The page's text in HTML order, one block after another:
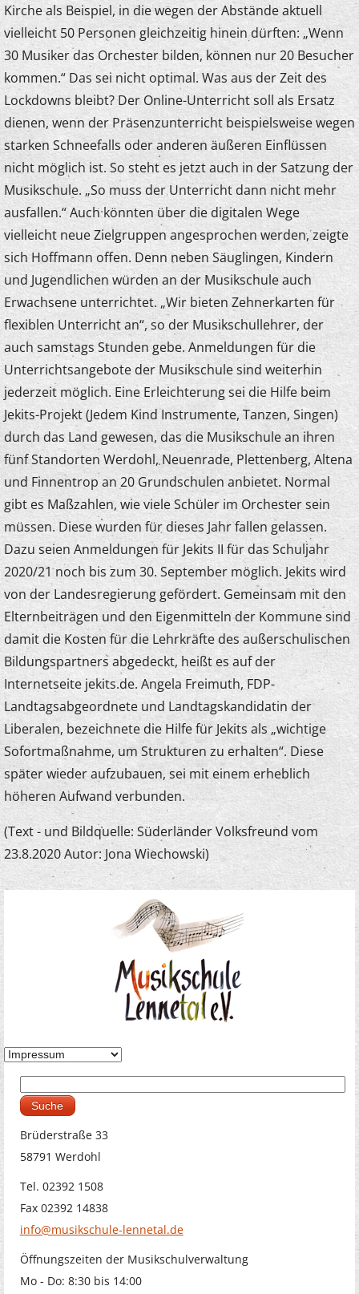
Kirche als Beispiel, in die wegen der Abstände aktuell
vielleicht 50 Personen gleichzeitig hinein dürften: „Wenn
30 Musiker das Orchester bilden, können nur 20 Besucher
kommen.“ Das sei nicht optimal. Was aus der Zeit des
Lockdowns bleibt? Der Online-Unterricht soll als Ersatz
dienen, wenn der Präsenzunterricht beispielsweise wegen
starken Schneefalls oder anderen äußeren Einflüssen
nicht möglich ist. So steht es jetzt auch in der Satzung der
Musikschule. „So muss der Unterricht dann nicht mehr
ausfallen.“ Auch könnten über die digitalen Wege
vielleicht neue Zielgruppen angesprochen werden, zeigte
sich Hoffmann offen. Denn neben Säuglingen, Kindern
und Jugendlichen würden an der Musikschule auch
Erwachsene unterrichtet. „Wir bieten Zehnerkarten für
flexiblen Unterricht an“, so der Musikschullehrer, der
auch samstags Stunden gebe. Anmeldungen für die
Unterrichtsangebote der Musikschule sind weiterhin
jederzeit möglich. Eine Erleichterung sei die Hilfe beim
Jekits-Projekt (Jedem Kind Instrumente, Tanzen, Singen)
durch das Land gewesen, das die Musikschule an ihren
fünf Standorten Werdohl, Neuenrade, Plettenberg, Altena
und Finnentrop an 20 Grundschulen anbietet. Normal
gibt es Maßzahlen, wie viele Schüler im Orchester sein
müssen. Diese wurden für dieses Jahr fallen gelassen.
Dazu seien Anmeldungen für Jekits II für das Schuljahr
2020/21 noch bis zum 30. September möglich. Jekits wird
von der Landesregierung gefördert. Gemeinsam mit den
Elternbeiträgen und den Eigenmitteln der Kommune sind
damit die Kosten für die Lehrkräfte des außerschulischen
Bildungspartners abgedeckt, heißt es auf der
Internetseite jekits.de. Angela Freimuth, FDP-
Landtagsabgeordnete und Landtagskandidatin der
Liberalen, bezeichnete die Hilfe für Jekits als „wichtige
Sofortmaßnahme, um Strukturen zu erhalten“. Diese
später wieder aufzubauen, sei mit einem erheblich
höheren Aufwand verbunden.
(Text - und Bildquelle: Süderländer Volksfreund vom
23.8.2020 Autor: Jona Wiechowski)
Suchformular
Brüderstraße 33
58791 Werdohl
Tel. 02392 1508
Fax 02392 14838
info@musikschule-lennetal.de
Öffnungszeiten der Musikschulverwaltung
Mo - Do: 8:30 bis 14:00